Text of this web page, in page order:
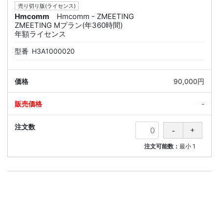
売り切り版(ライセンス)
Hmcomm
Hmcomm - ZMEETING
ZMEETING Mプラン(年360時間)
年額ライセンス
型番 H3A1000020
90,000円
-
注文可能数：最小 1